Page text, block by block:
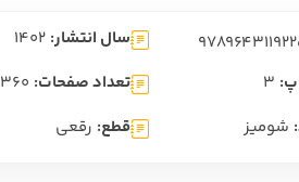
فارسی
متون کهن
سال انتشار: 1402
3 تعداد صفحات: 360
شومیز قطع: رقعی